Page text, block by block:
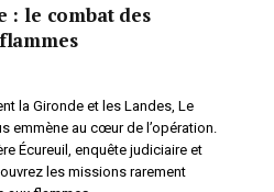
: le combat des
la Gironde et les Landes, Le
emmène au cœur de l’opération.
Écureuil, enquête judiciaire et
les missions rarement